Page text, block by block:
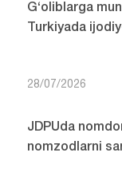
G‘oliblarga
Turkiyada
28/07/2026
JDPUda
nomzodlarni